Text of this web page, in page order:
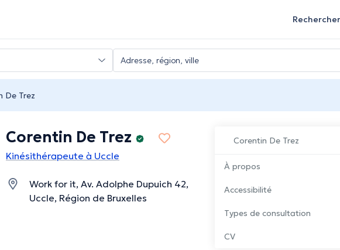
Rechercher
De Trez
Corentin De Trez
À propos
Accessibilité
Types de consultation
CV
Corentin De Trez
Kinésithérapeute à Uccle
Work for it, Av. Adolphe Dupuich 42,
Uccle, Région de Bruxelles